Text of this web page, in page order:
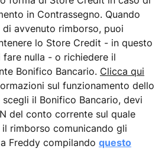
in Contrassegno. Quando
avvenuto rimborso, puoi
lo Store Credit - in questo
nulla - o richiedere il
Bonifico Bancario. Clicca qui
sul funzionamento dello
il Bonifico Bancario, devi
del conto corrente sul quale
rimborso comunicando gli
Freddy compilando questo